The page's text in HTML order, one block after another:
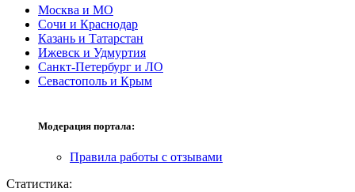
Москва и МО
Сочи и Краснодар
Казань и Татарстан
Ижевск и Удмуртия
Санкт-Петербург и ЛО
Севастополь и Крым
Модерация портала:
Правила работы с отзывами
Статистика: